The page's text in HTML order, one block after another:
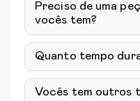
Preciso de uma
vocês tem?
Quanto tempo
Vocês tem outros